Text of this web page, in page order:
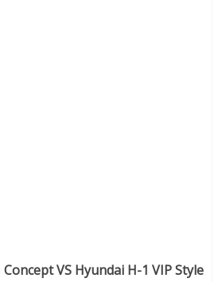
VS Hyundai H-1 VIP Style